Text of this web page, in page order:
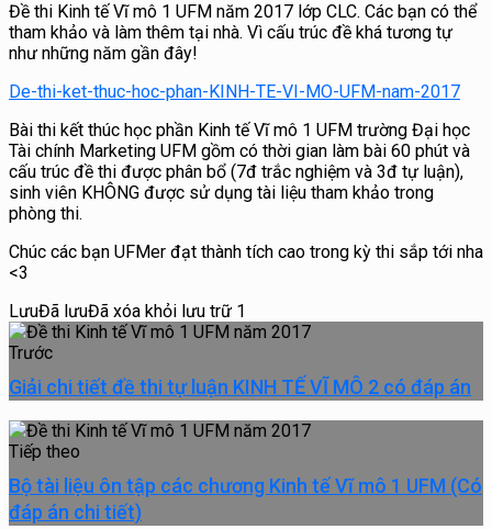
Đề thi Kinh tế Vĩ mô 1 UFM năm 2017 lớp CLC. Các bạn có thể
tham khảo và làm thêm tại nhà. Vì cấu trúc đề khá tương tự
như những năm gần đây!
De-thi-ket-thuc-hoc-phan-KINH-TE-VI-MO-UFM-nam-2017
Bài thi kết thúc học phần Kinh tế Vĩ mô 1 UFM trường Đại học
Tài chính Marketing UFM gồm có thời gian làm bài 60 phút và
cấu trúc đề thi được phân bổ (7đ trắc nghiệm và 3đ tự luận),
sinh viên KHÔNG được sử dụng tài liệu tham khảo trong
phòng thi.
Chúc các bạn UFMer đạt thành tích cao trong kỳ thi sắp tới nha
<3
LưuĐã lưuĐã xóa khỏi lưu trữ 1
Trước
Giải chi tiết đề thi tự luận KINH TẾ VĨ MÔ 2 có đáp án
Tiếp theo
Bộ tài liệu ôn tập các chương Kinh tế Vĩ mô 1 UFM (Có
đáp án chi tiết)